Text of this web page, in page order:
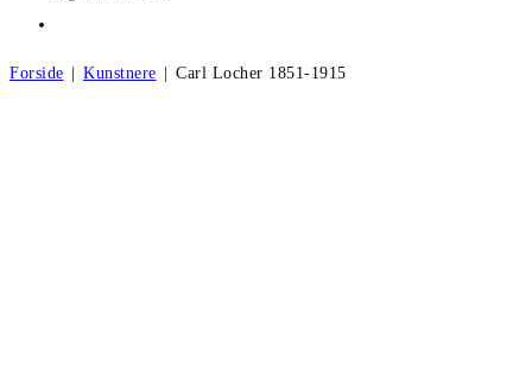
Forside | Kunstnere | Carl Locher 1851-1915